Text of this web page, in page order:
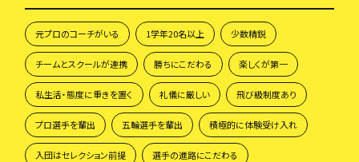
元プロのコーチがいる 1学年20名以上 少数精鋭
チームとスクールが連携 勝ちにこだわる 楽しくが第一
私生活・態度に重きを置く 礼儀に厳しい 飛び級制度あり
プロ選手を輩出 五輪選手を輩出 積極的に体験受け入れ
入団はセレクション前提 選手の進路にこだわる